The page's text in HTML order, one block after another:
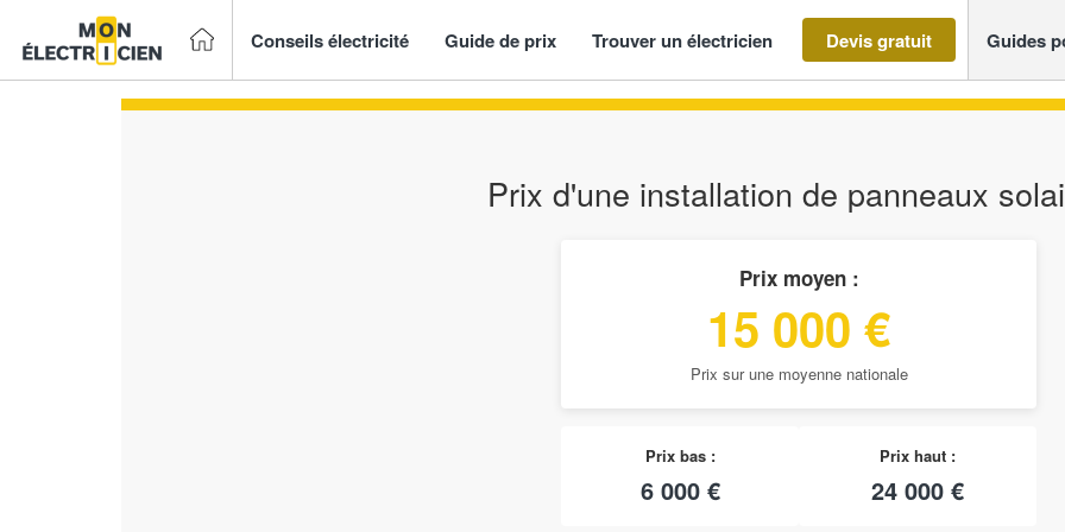
Conseils électricité Guide de prix Trouver un électricien Devis gratuit Guides
Prix d'une installation de panneaux
Prix moyen :
15 000 €
Prix sur une moyenne nationale
Prix bas :
6 000 €
Prix haut :
24 000 €